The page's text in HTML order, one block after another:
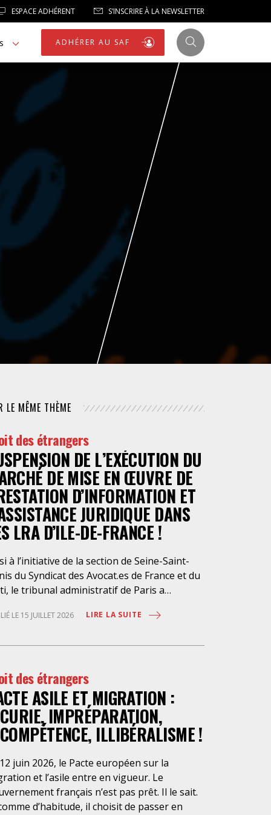
ESPACE ADHÉRENT S’INSCRIRE À LA NEWSLETTER
ADHÉRER AU SAF
LIBERTÉS
LOGEMENT
NOTRE HOMMAGE
NUMÉRIQUE
POLICE / MAINTIEN DE L'ORDRE
PROCÉDURE CIVILE
LE MÊME THÈME
des étrangers
DE L’EXÉCUTION DU
DE MISE EN ŒUVRE DE
D’INFORMATION ET
JURIDIQUE DANS
LRA D’ILE-DE-FRANCE !
à l’initiative de la section de Seine-Saint-
du Syndicat des Avocat.es de France et du
le tribunal administratif de Paris a
public visant à la « mise en œuvre de
des étrangers maintenus dans les
», attribué à un cabinet d’avocats
dont les modalités d’exécution portent
atteinte grave aux droits fondamentaux
personnes retenues et contreviennent de
flagrante aux règles déontologiques
dont bénéficient les personnes
limitée à trois heures de permanence
quotidienne sauf le dimanche (la
de l’avocat dans les locaux n’étant
LE 15 JUILLET 2026 LIRE LA SUITE
des étrangers
ASILE ET MIGRATION :
IMPRÉPARATION,
ILLIBÉRALISME !
juin 2026, le Pacte européen sur la
et l’asile entre en vigueur. Le
français n’est pas prêt. Il le sait.
d’habitude, il choisit de passer en